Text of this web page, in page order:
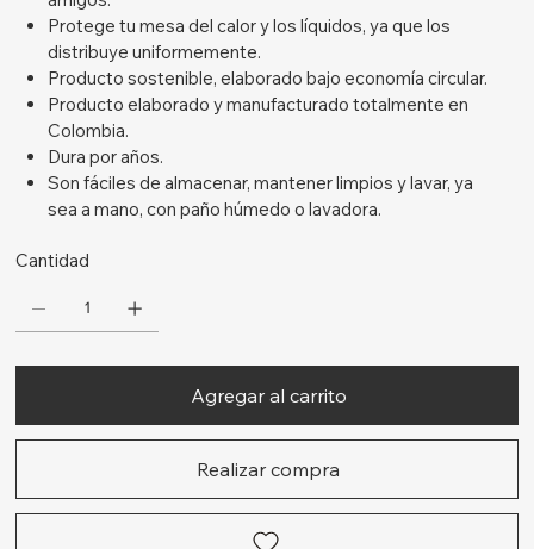
Protege tu mesa del calor y los líquidos, ya que los
distribuye uniformemente.
Producto sostenible, elaborado bajo economía circular.
Producto elaborado y manufacturado totalmente en
Colombia.
Dura por años.
Son fáciles de almacenar, mantener limpios y lavar, ya
sea a mano, con paño húmedo o lavadora.
Cantidad
Agregar al carrito
Realizar compra